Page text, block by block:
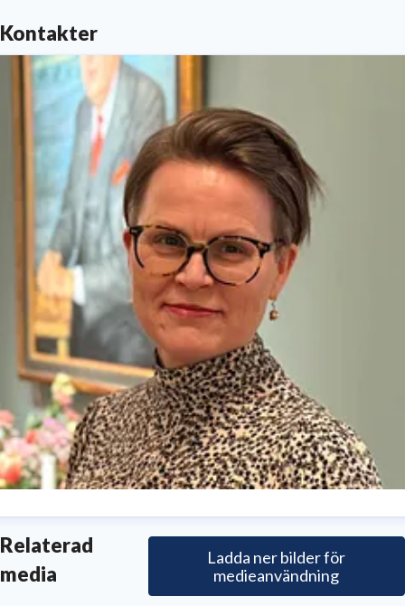
Kontakter
Gustafsson
redaktör
Relaterad
media
Ladda ner bilder för
medieanvändning